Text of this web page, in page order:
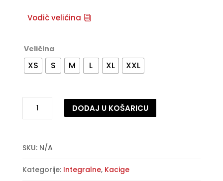
Vodič veličina
Veličina
XS S M L XL XXL
kaciga
Pro
Sound
DODAJ U KOŠARICU
t
r
SKU: N/A
Kategorije: Integralne, Kacige